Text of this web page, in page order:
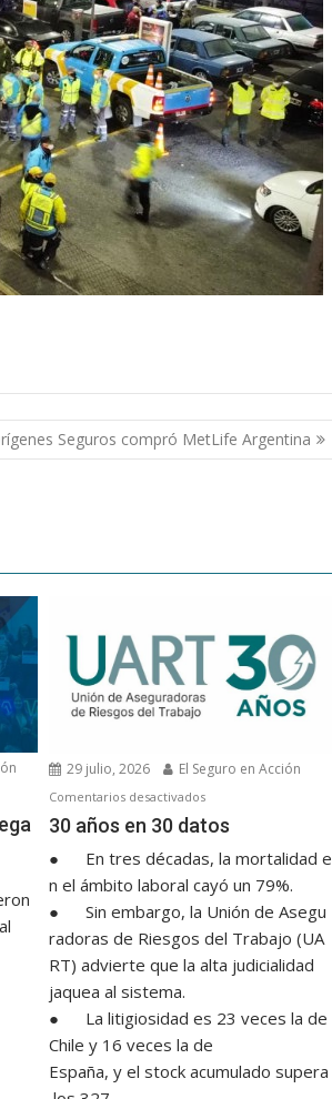
Seguros compró MetLife Argentina
29 julio, 2026 El Seguro en Acción
Comentarios desactivadosen
30 años en 30 datos
30 años en 30 datos
● En tres décadas, la mortalidad e
n el ámbito laboral cayó un 79%.
● Sin embargo, la Unión de Asegu
radoras de Riesgos del Trabajo (UA
RT) advierte que la alta judicialidad
jaquea al sistema.
● La litigiosidad es 23 veces la de
Chile y 16 veces la de
España, y el stock acumulado supera